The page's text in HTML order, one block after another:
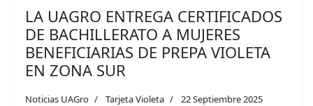
LA UAGRO ENTREGA CERTIFICADOS
DE BACHILLERATO A MUJERES
BENEFICIARIAS DE PREPA VIOLETA
EN ZONA SUR
Noticias UAGro Tarjeta Violeta 22 Septiembre 2025